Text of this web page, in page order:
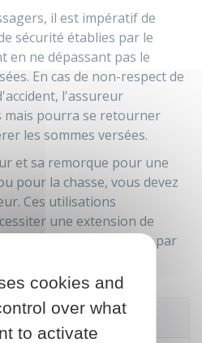
il est impératif de
sécurité établies par le
en ne dépassant pas le
En cas de non-respect de
l'assureur
mais pourra se retourner
les sommes versées.
et sa remorque pour une
pour la chasse, vous devez
Ces utilisations
une extension de
pas toujours couvertes par
cookies and
over what
to activate